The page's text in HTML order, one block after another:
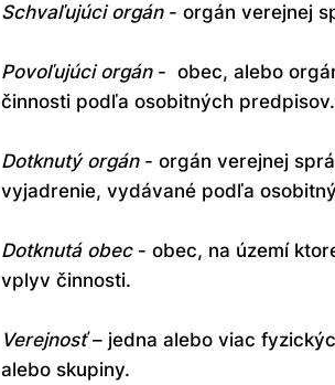
Schvaľujúci orgán- orgán verejnej
Povoľujúci orgán- obec, alebo
činnosti podľa osobitných predpisov.
Dotknutý orgán- orgán verejnej
vyjadrenie, vydávané podľa
Dotknutá obec- obec, na území
vplyv činnosti.
Verejnosť– jedna alebo viac
alebo skupiny.